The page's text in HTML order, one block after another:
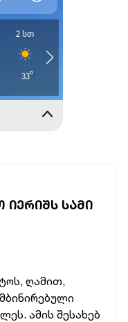
ᲘᲔᲠᲘᲨᲡ ᲡᲐᲛᲘ
ღამით,
ამის შესახებ